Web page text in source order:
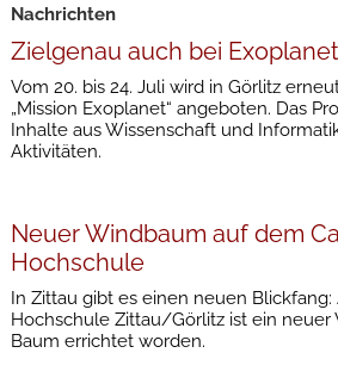
Digitale
Nachrichten
Zielgenau auch bei
Vom 20. bis 24. Juli wird in Görlitz
„Mission Exoplanet“ angeboten. Das
Inhalte aus Wissenschaft und
Aktivitäten.
Neuer Windbaum auf dem
Hochschule
In Zittau gibt es einen neuen
Hochschule Zittau/Görlitz ist ein neuer
Baum errichtet worden.